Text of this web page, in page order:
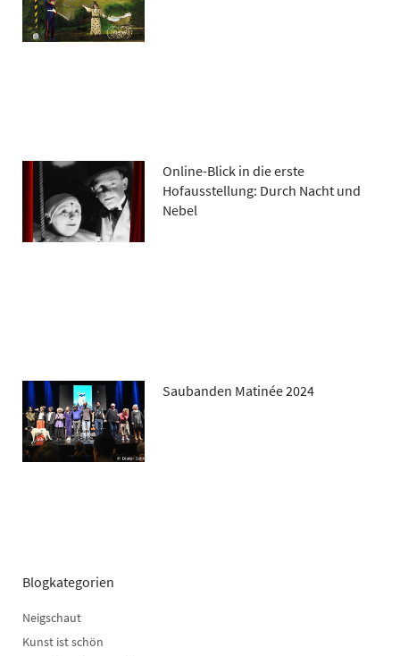
Online-Blick in die erste
Hofausstellung: Durch Nacht und
Nebel
Saubanden Matinée 2024
Blogkategorien
Neigschaut
Kunst ist schön